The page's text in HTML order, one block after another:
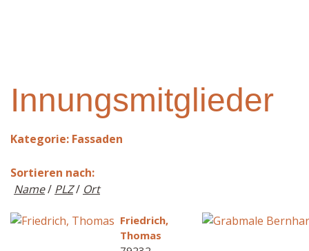
Innungsmitglieder
Kategorie: Fassaden
Sortieren nach:
Name/ PLZ/ Ort
Friedrich,
Thomas